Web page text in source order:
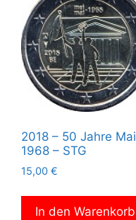
2018 – 50 Jahre Mai
1968 – STG
15,00 €
In den Warenkorb